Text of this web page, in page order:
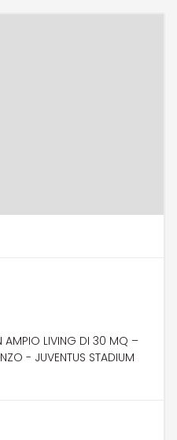
AMPIO LIVING DI 30 MQ –
- JUVENTUS STADIUM